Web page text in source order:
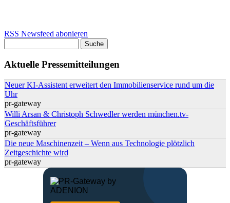
RSS Newsfeed abonieren
Aktuelle Pressemitteilungen
Neuer KI-Assistent erweitert den Immobilienservice rund um die
Uhr
pr-gateway
Willi Arsan & Christoph Schwedler werden münchen.tv-
Geschäftsführer
pr-gateway
Die neue Maschinenzeit – Wenn aus Technologie plötzlich
Zeitgeschichte wird
pr-gateway